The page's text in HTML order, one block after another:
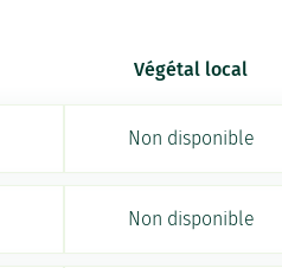
Végétal local
Non disponible
Non disponible